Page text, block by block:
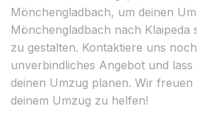
Mönchengladbach, um deinen
Mönchengladbach nach Klaipeda
zu gestalten. Kontaktiere uns
unverbindliches Angebot und lass
deinen Umzug planen. Wir freuen
deinem Umzug zu helfen!